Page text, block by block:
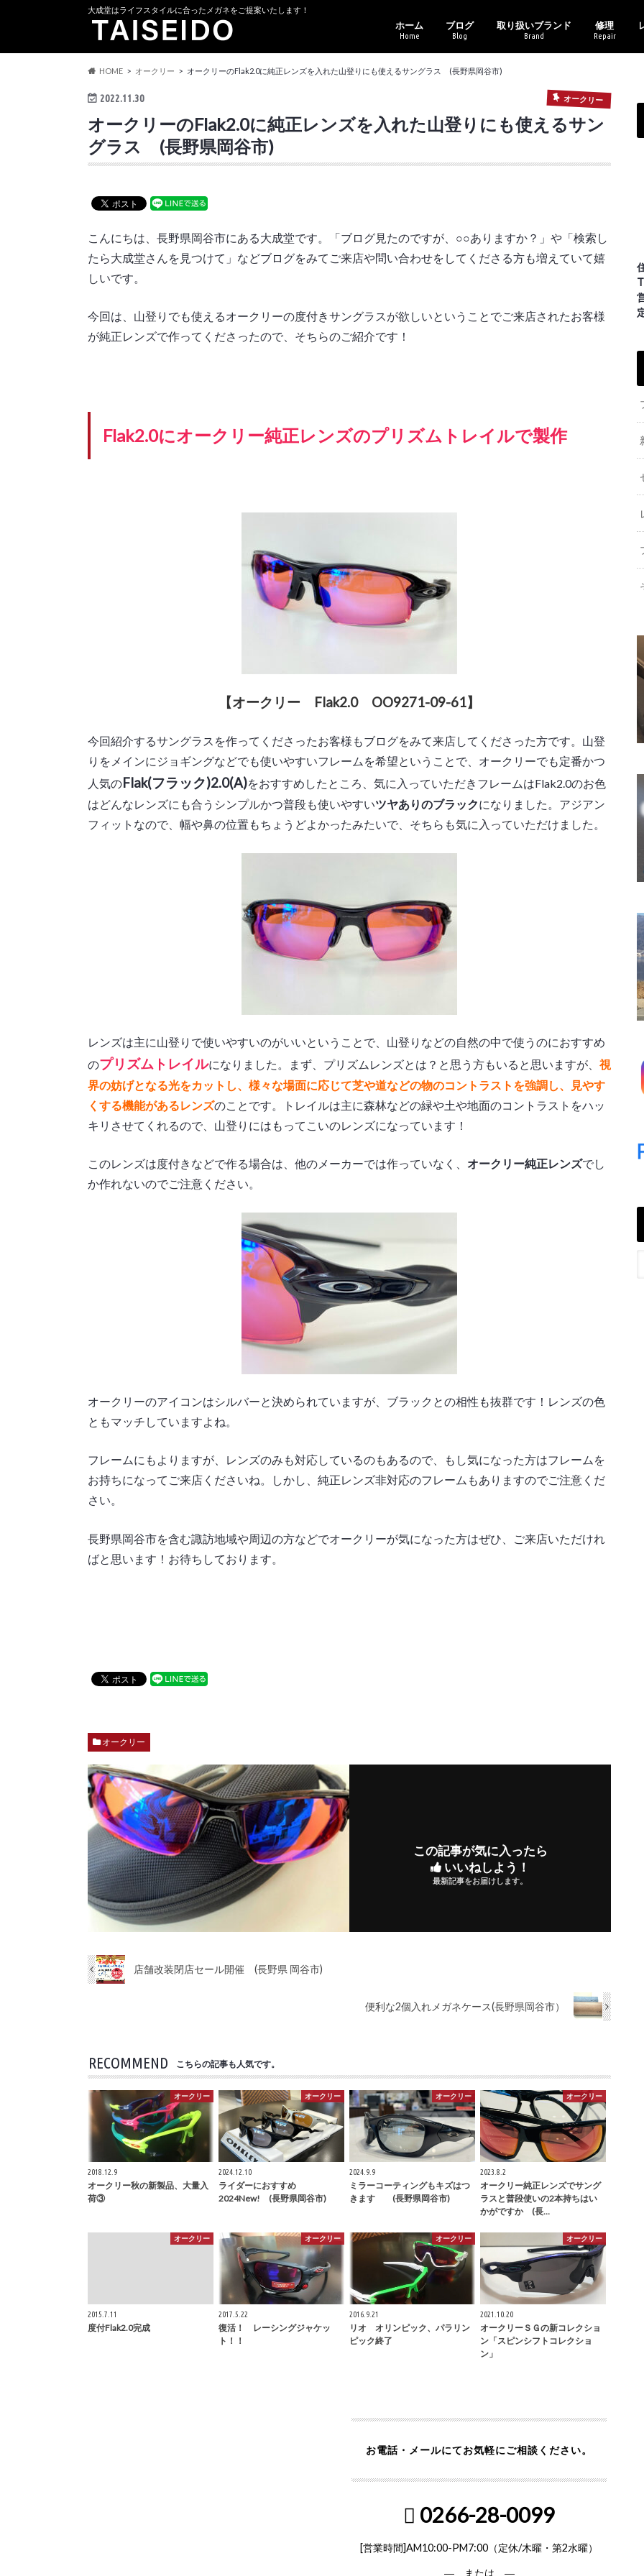
大成堂はライフスタイルに合ったメガネをご提案いたします！
ホーム
Home
ブログ
Blog
取り扱いブランド
Brand
修理
Repair
HOME オークリー オークリーのFlak2.0に純正レンズを入れた山登りにも使えるサングラス (長野県岡谷市)
2022.11.30 オークリー
オークリーのFlak2.0に純正レンズを入れた山登りにも使えるサン
グラス (長野県岡谷市)
こんにちは、長野県岡谷市にある大成堂です。「ブログ見たのですが、○○ありますか？」や「検索し
たら大成堂さんを見つけて」などブログをみてご来店や問い合わせをしてくださる方も増えていて嬉
しいです。
今回は、山登りでも使えるオークリーの度付きサングラスが欲しいということでご来店されたお客様
が純正レンズで作ってくださったので、そちらのご紹介です！
Flak2.0にオークリー純正レンズのプリズムトレイルで製作
【オークリー Flak2.0 OO9271-09-61】
今回紹介するサングラスを作ってくださったお客様もブログをみて来店してくださった方です。山登
りをメインにジョギングなどでも使いやすいフレームを希望ということで、オークリーでも定番かつ
人気のFlak(フラック)2.0(A)をおすすめしたところ、気に入っていただきフレームはFlak2.0のお色
はどんなレンズにも合うシンプルかつ普段も使いやすいツヤありのブラックになりました。アジアン
フィットなので、幅や鼻の位置もちょうどよかったみたいで、そちらも気に入っていただけました。
レンズは主に山登りで使いやすいのがいいということで、山登りなどの自然の中で使うのにおすすめ
のプリズムトレイルになりました。まず、プリズムレンズとは？と思う方もいると思いますが、 視
界の妨げとなる光をカットし、様々な場面に応じて芝や道などの物のコントラストを強調し、見やす
くする機能があるレンズのことです。トレイルは主に森林などの緑や土や地面のコントラストをハッ
キリさせてくれるので、山登りにはもってこいのレンズになっています！
このレンズは度付きなどで作る場合は、他のメーカーでは作っていなく、 オークリー純正レンズでし
か作れないのでご注意ください。
オークリーのアイコンはシルバーと決められていますが、ブラックとの相性も抜群です！レンズの色
ともマッチしていますよね。
フレームにもよりますが、レンズのみも対応しているのもあるので、もし気になった方はフレームを
お持ちになってご来店くださいね。しかし、純正レンズ非対応のフレームもありますのでご注意くだ
さい。
長野県岡谷市を含む諏訪地域や周辺の方などでオークリーが気になった方はぜひ、ご来店いただけれ
ばと思います！お待ちしております。
オークリー
この記事が気に入ったら
いいねしよう！
最新記事をお届けします。
店舗改装閉店セール開催 (長野県 岡谷市)
便利な2個入れメガネケース(長野県岡谷市）
RECOMMEND こちらの記事も人気です。
オークリー
2018.12.9
オークリー秋の新製品、大量入
荷③
オークリー
2024.12.10
ライダーにおすすめ
2024New! (長野県岡谷市)
オークリー
2024.9.9
ミラーコーティングもキズはつ
きます (長野県岡谷市)
オークリー
2023.8.2
オークリー純正レンズでサング
ラスと普段使いの2本持ちはい
かがですか (長…
オークリー
2015.7.11
度付Flak2.0完成
オークリー
2017.5.22
復活！ レーシングジャケッ
ト！！
オークリー
2016.9.21
リオ オリンピック、パラリン
ピック終了
オークリー
2021.10.20
オークリーＳＧの新コレクショ
ン「スピンシフトコレクショ
ン」
お電話・メールにてお気軽にご相談ください。
0266-28-0099
[営業時間]AM10:00-PM7:00（定休/木曜・第2水曜）
― または ―